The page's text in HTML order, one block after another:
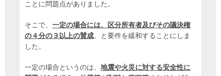
ことに問題点がありました。
そこで、 一定の場合には、区分所有者及びその議決権
の４分の３以上の賛成、と要件を緩和することにしま
した。
一定の場合というのは、 地震や火災に対する安全性に